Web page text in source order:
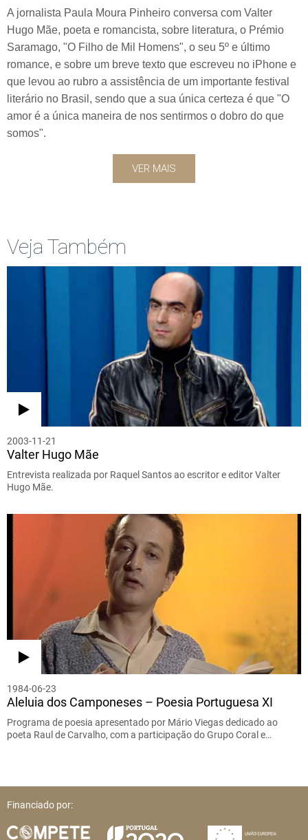
A jornalista Paula Moura Pinheiro conversa com Valter
Hugo Mãe, poeta e romancista, sobre literatura, o Prémio
Saramago, "O Filho de Mil Homens", o seu 5º e último
romance, e sobre um breve texto que escreveu no iPhone e
que levou ao rubro a assistência de um importante festival
literário no Brasil, sendo que a sua única certeza é que "O
amor é a única maneira de nos sentirmos o dobro do que
somos".
VER MAIS
Veja Também
2003-11-21
Valter Hugo Mãe
Entrevista realizada por Raquel Santos ao escritor e editor Valter
Hugo Mãe.
1984-06-23
Aleluia dos Camponeses – Poesia Portuguesa XI
Programa de poesia apresentado por Mário Viegas dedicado ao
poeta Raul de Carvalho, com a participação do Grupo Coral e…
Financiado por: